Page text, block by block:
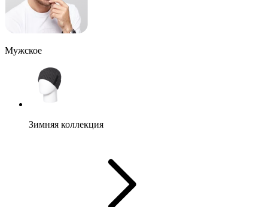
Мужское
Зимняя коллекция